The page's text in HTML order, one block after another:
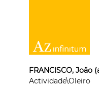
FRANCISCO, João
Actividade\Oleiro